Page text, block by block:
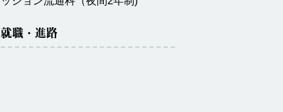
就職・進路